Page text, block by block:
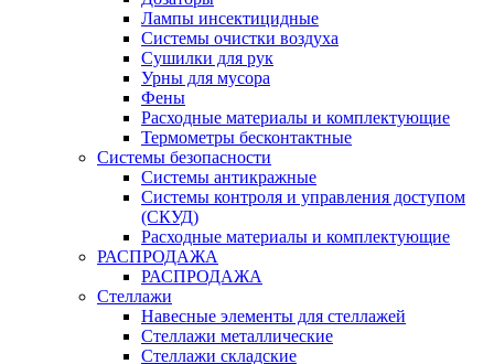
Лампы инсектицидные
Системы очистки воздуха
Сушилки для рук
Урны для мусора
Фены
Расходные материалы и комплектующие
Термометры бесконтактные
Системы безопасности
Системы антикражные
Системы контроля и управления доступом
(СКУД)
Расходные материалы и комплектующие
РАСПРОДАЖА
РАСПРОДАЖА
Стеллажи
Навесные элементы для стеллажей
Стеллажи металлические
Стеллажи складские